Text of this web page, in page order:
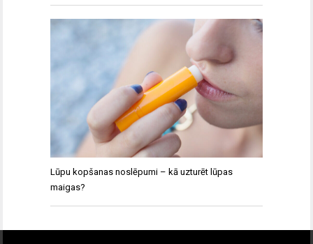
Lūpu kopšanas noslēpumi – kā uzturēt lūpas
maigas?